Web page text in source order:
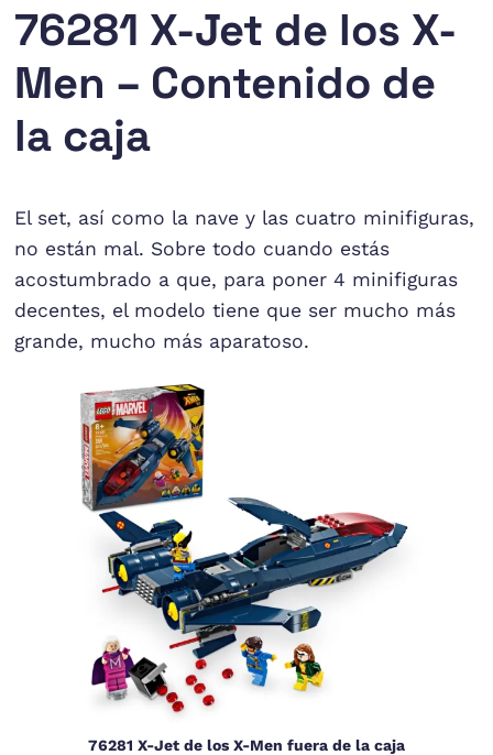
76281 X-Jet de los X-
Men – Contenido de
la caja
El set, así como la nave y las cuatro minifiguras,
no están mal. Sobre todo cuando estás
acostumbrado a que, para poner 4 minifiguras
decentes, el modelo tiene que ser mucho más
grande, mucho más aparatoso.
76281 X-Jet de los X-Men fuera de la caja